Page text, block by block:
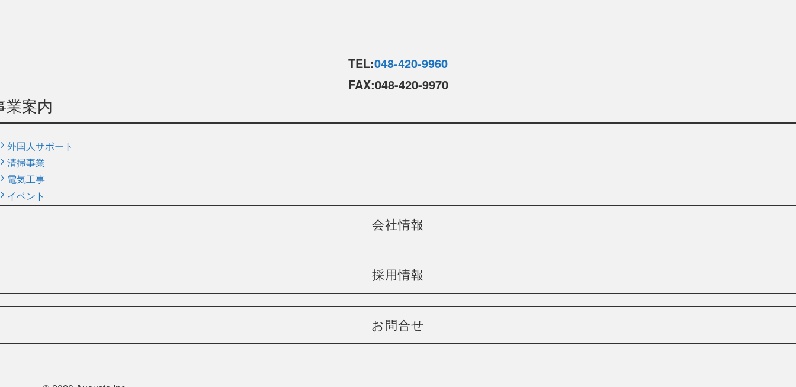
TEL:048-420-9960
FAX:048-420-9970
業案内
外国人サポート
清掃事業
電気工事
イベント
会社情報
採用情報
お問合せ